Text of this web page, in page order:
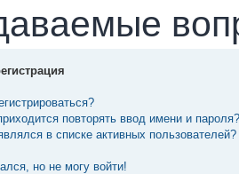
повторять ввод имени и пароля?
в списке активных пользователей?
но не могу войти!